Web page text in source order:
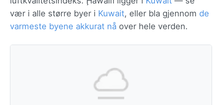
vær i alle større byer i Kuwait, eller bla gjennom de
varmeste byene akkurat nå over hele verden.